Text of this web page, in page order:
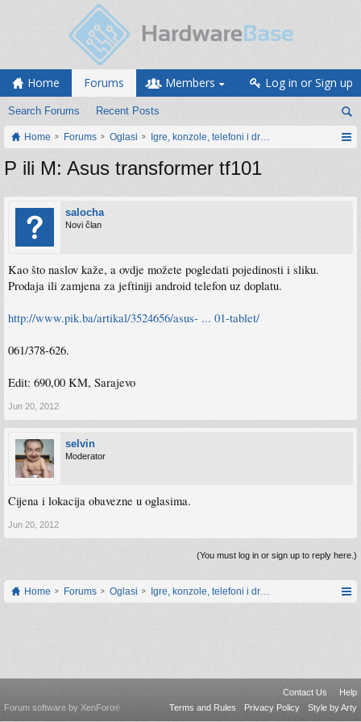
Home Forums
Search Forums Recent Posts
Members Log in or Sign up
Home Forums Oglasi Igre, konzole, telefoni i drugi gadgeti
P ili M: Asus transformer tf101
salocha
Novi član
Kao što naslov kaže, a ovdje možete pogledati pojedinosti i sliku.
Prodaja ili zamjena za jeftiniji android telefon uz doplatu.
http://www.pik.ba/artikal/3524656/asus- ... 01-tablet/
061/378-626.
Edit: 690,00 KM, Sarajevo
Jun 20, 2012
selvin
Moderator
Cijena i lokacija obavezne u oglasima.
Jun 20, 2012
(You must log in or sign up to reply here.)
Home Forums Oglasi Igre, konzole, telefoni i drugi gadgeti
Contact Us
Help
Terms and Rules
Privacy Policy Style by Arty
Forum software by XenForo®